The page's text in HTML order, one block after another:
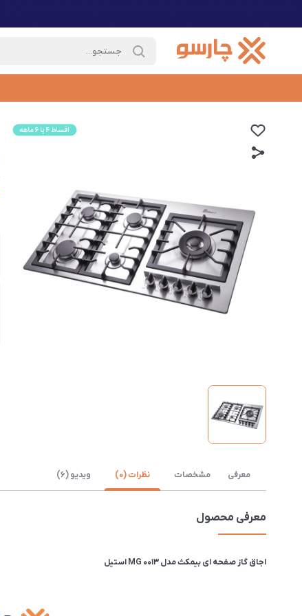
معرفی مشخصات نظرات (0) ویدیو (6)
معرفی محصول
اجاق گاز صفحه ای بیمکث مدل MG 0013 استیل